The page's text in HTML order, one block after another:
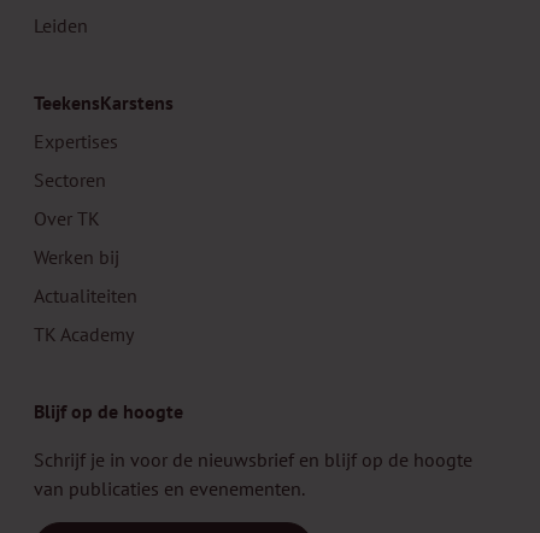
Leiden
TeekensKarstens
Expertises
Sectoren
Over TK
Werken bij
Actualiteiten
TK Academy
Blijf op de hoogte
Schrijf je in voor de nieuwsbrief en blijf op de hoogte
van publicaties en evenementen.